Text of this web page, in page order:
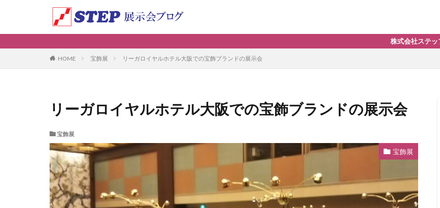
株式会社ステップの展示会、イベ
HOME 宝飾展 リーガロイヤルホテル大阪での宝飾ブランドの展示会
リーガロイヤルホテル大阪での宝飾ブランドの展示会
宝飾展
宝飾展